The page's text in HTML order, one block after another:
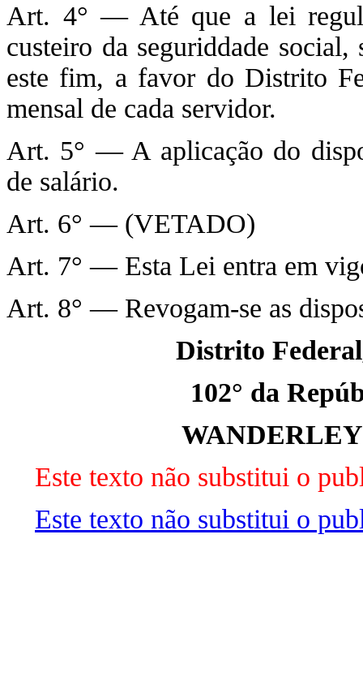
Art. 4° — Até que a lei
custeiro da seguriddade
este fim, a favor do Distrito
mensal de cada servidor.
Art. 5° — A aplicação do
de salário.
Art. 6° — (VETADO)
Art. 7° — Esta Lei entra em
Art. 8° — Revogam-se as
Distrito
102° da
Este texto não substitui o
Este texto não substitui o